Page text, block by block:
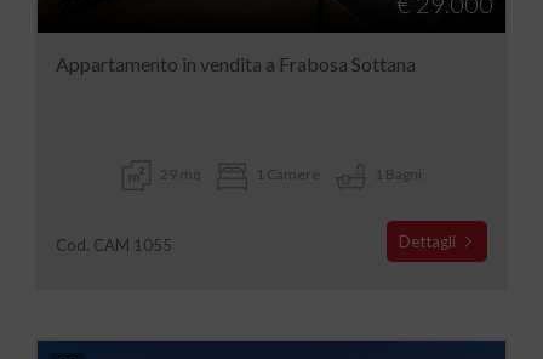
Appartamento in vendita a Frabosa Sottana
29 mq 1 Camere 1 Bagni
Cod. CAM 1055 Dettagli